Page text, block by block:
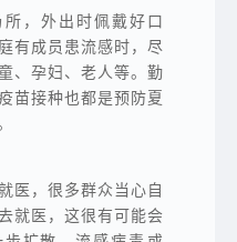
，外出时佩戴好口
有成员患流感时，尽
、孕妇、老人等。勤
苗接种也都是预防夏
医，很多群众当心自
就医，这很有可能会